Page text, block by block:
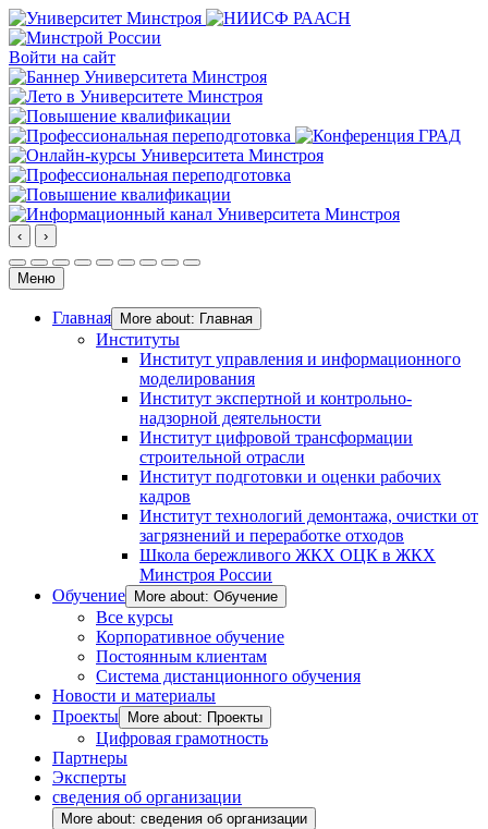
Войти на сайт
‹ ›
Меню
Главная More about: Главная
Институты
Институт управления и информационного
моделирования
Институт экспертной и контрольно-
надзорной деятельности
Институт цифровой трансформации
строительной отрасли
Институт подготовки и оценки рабочих
кадров
Институт технологий демонтажа, очистки от
загрязнений и переработке отходов
Школа бережливого ЖКХ ОЦК в ЖКХ
Минстроя России
Обучение
More about: Обучение
Все курсы
Корпоративное обучение
Постоянным клиентам
Система дистанционного обучения
Новости и материалы
Проекты
More about: Проекты
Цифровая грамотность
Партнеры
Эксперты
сведения об организации
More about: сведения об организации